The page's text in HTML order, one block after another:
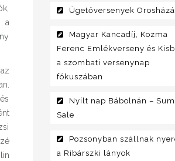
a
Ügetőversenyek
Magyar Kancadíj, Kozma
Ferenc Emlékverseny és
a szombati versenynap
fókuszában
Nyílt nap Bábolnán –
Sale
Pozsonyban szállnak
a Ribárszki lányok